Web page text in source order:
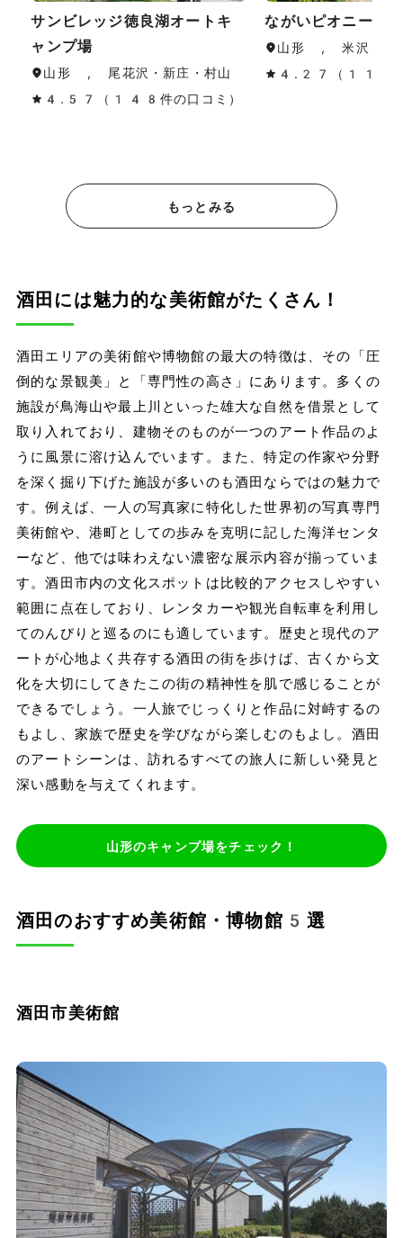
サンビレッジ徳良湖オートキ
ャンプ場
山形 , 尾花沢・新庄・村山
4.57（148件の口コミ）
ながいピオニーの
山形 , 米沢・置
4.27（11件の
もっとみる
酒田には魅力的な美術館がたくさん！
酒田エリアの美術館や博物館の最大の特徴は、その「圧
倒的な景観美」と「専門性の高さ」にあります。多くの
施設が鳥海山や最上川といった雄大な自然を借景として
取り入れており、建物そのものが一つのアート作品のよ
うに風景に溶け込んでいます。また、特定の作家や分野
を深く掘り下げた施設が多いのも酒田ならではの魅力で
す。例えば、一人の写真家に特化した世界初の写真専門
美術館や、港町としての歩みを克明に記した海洋センタ
ーなど、他では味わえない濃密な展示内容が揃っていま
す。酒田市内の文化スポットは比較的アクセスしやすい
範囲に点在しており、レンタカーや観光自転車を利用し
てのんびりと巡るのにも適しています。歴史と現代のア
ートが心地よく共存する酒田の街を歩けば、古くから文
化を大切にしてきたこの街の精神性を肌で感じることが
できるでしょう。一人旅でじっくりと作品に対峙するの
もよし、家族で歴史を学びながら楽しむのもよし。酒田
のアートシーンは、訪れるすべての旅人に新しい発見と
深い感動を与えてくれます。
山形のキャンプ場をチェック！
酒田のおすすめ美術館・博物館5選
酒田市美術館